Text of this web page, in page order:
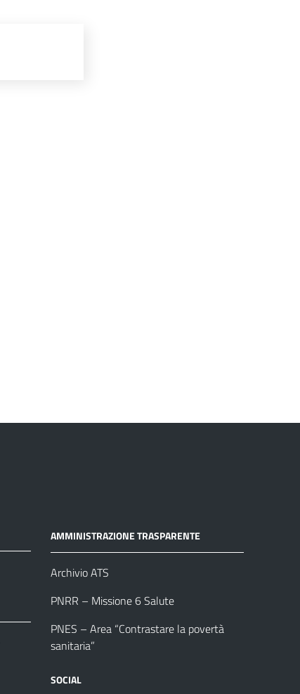
AMMINISTRAZIONE TRASPARENTE
Archivio ATS
PNRR – Missione 6 Salute
PNES – Area “Contrastare la povertà
sanitaria”
SOCIAL